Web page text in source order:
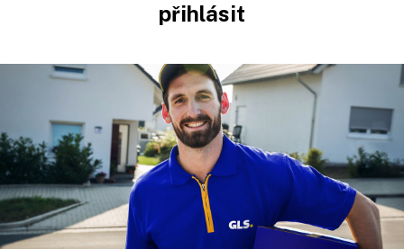
přihlásit